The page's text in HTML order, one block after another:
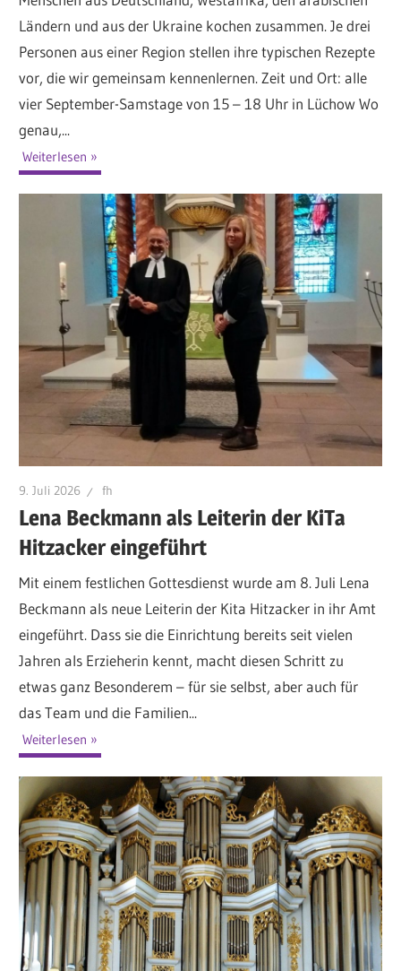
Ländern und aus der Ukraine kochen zusammen. Je drei
Personen aus einer Region stellen ihre typischen Rezepte
vor, die wir gemeinsam kennenlernen. Zeit und Ort: alle
vier September-Samstage von 15 – 18 Uhr in Lüchow Wo
genau,...
Weiterlesen
9. Juli 2026 fh
Lena Beckmann als Leiterin der KiTa
Hitzacker eingeführt
Mit einem festlichen Gottesdienst wurde am 8. Juli Lena
Beckmann als neue Leiterin der Kita Hitzacker in ihr Amt
eingeführt. Dass sie die Einrichtung bereits seit vielen
Jahren als Erzieherin kennt, macht diesen Schritt zu
etwas ganz Besonderem – für sie selbst, aber auch für
das Team und die Familien...
Weiterlesen